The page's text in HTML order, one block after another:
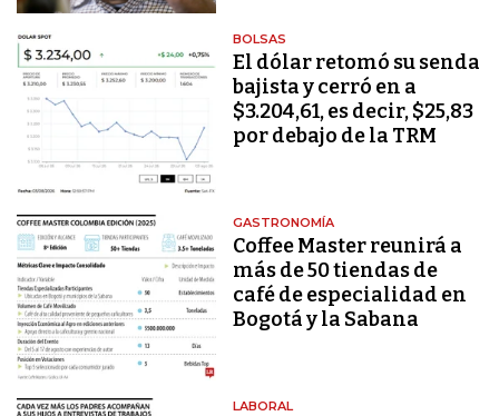
BOLSAS
El dólar retomó su senda
bajista y cerró en a
$3.204,61, es decir, $25,83
por debajo de la TRM
GASTRONOMÍA
Coffee Master reunirá a
más de 50 tiendas de
café de especialidad en
Bogotá y la Sabana
LABORAL